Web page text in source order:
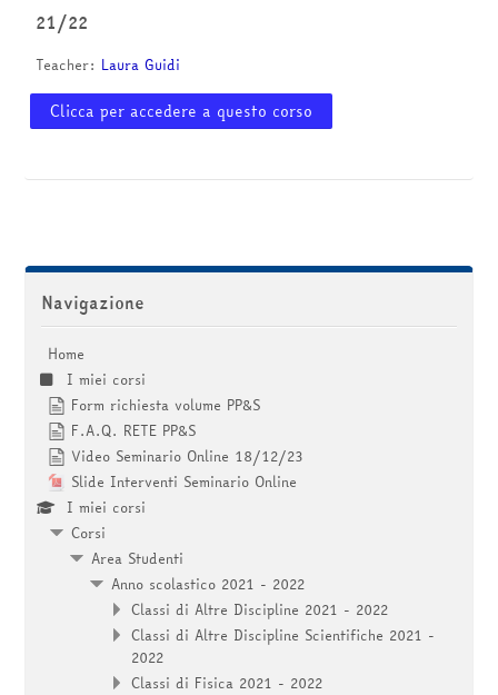
21/22
Teacher: Laura Guidi
Clicca per accedere a questo corso
Salta Navigazione
Navigazione
Home
I miei corsi
Form richiesta volume PP&S
F.A.Q. RETE PP&S
Video Seminario Online 18/12/23
Slide Interventi Seminario Online
I miei corsi
Corsi
Area Studenti
Anno scolastico 2021 - 2022
Classi di Altre Discipline 2021 - 2022
Classi di Altre Discipline Scientifiche 2021 -
2022
Classi di Fisica 2021 - 2022